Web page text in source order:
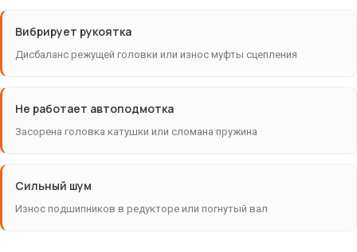
Вибрирует рукоятка
Дисбаланс режущей головки или износ муфты сцепления
Не работает автоподмотка
Засорена головка катушки или сломана пружина
Сильный шум
Износ подшипников в редукторе или погнутый вал